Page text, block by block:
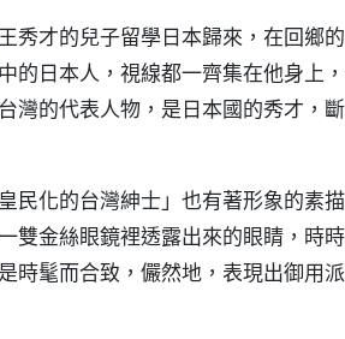
秀才的兒子留學日本歸來，在回鄉
的日本人，視線都一齊集在他身上
灣的代表人物，是日本國的秀才，
民化的台灣紳士」也有著形象的素
雙金絲眼鏡裡透露出來的眼睛，時
時髦而合致，儼然地，表現出御用